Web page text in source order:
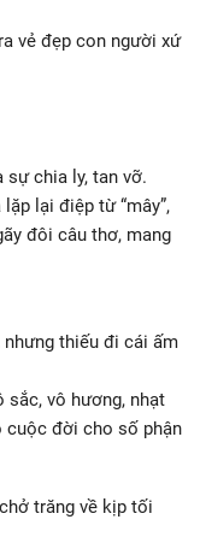
vẻ đẹp con người xứ
sự chia ly, tan vỡ.
lại điệp từ “mây”,
đôi câu thơ, mang
thiếu đi cái ấm
sắc, vô hương, nhạt
cuộc đời cho số phận
trăng về kịp tối